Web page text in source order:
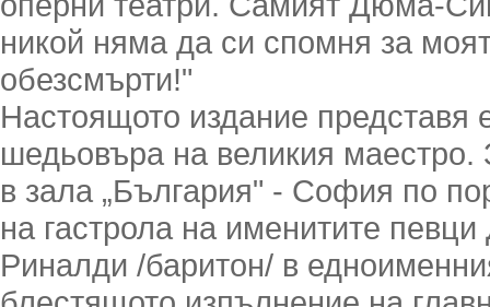
никой няма да си спомня за
обезсмърти!"
Настоящото издание представя
шедьовъра на великия маестро.
в зала „България" - София по
на гастрола на именитите
Риналди /баритон/ в